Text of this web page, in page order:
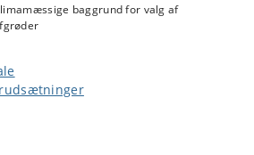
baggrund for valg af